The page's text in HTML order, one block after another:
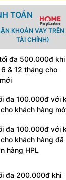
TOÁN
KHOẢN VAY
TÀI CHÍNH)
tối đa 500.000đ khi
& 12 tháng cho
đa 100.000đ với
khách hàng
đa 100.000đ với
khách hàng đã
hàng HPL
đa 200.000đ khi